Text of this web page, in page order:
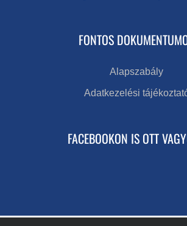
FONTOS
Alapszabály
Adatkezelési
FACEBOOKON IS OTT